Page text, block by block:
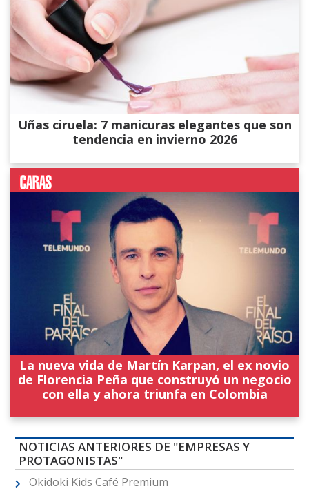
Uñas ciruela: 7 manicuras elegantes que son
tendencia en invierno 2026
La nueva vida de Martín Karpan, el ex novio
de Florencia Peña que construyó un negocio
con ella y ahora triunfa en Colombia
NOTICIAS ANTERIORES DE "EMPRESAS Y
PROTAGONISTAS"
Okidoki Kids Café Premium